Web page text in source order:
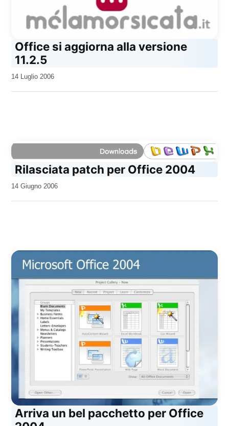
Office si aggiorna alla versione
11.2.5
da
14 Luglio 2006
Rilasciata patch per Office 2004
da
14 Giugno 2006
Arriva un bel pacchetto per Office